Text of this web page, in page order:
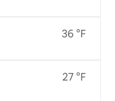
36 °F
27 °F